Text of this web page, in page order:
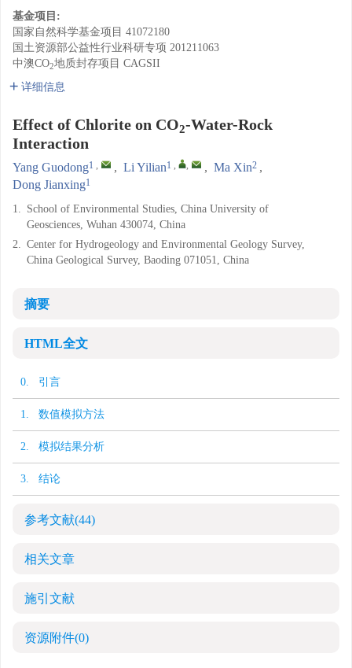
基金项目:
国家自然科学基金项目 41072180
国土资源部公益性行业科研专项 201211063
中澳CO2地质封存项目 CAGSII
详细信息
Effect of Chlorite on CO2-Water-Rock
Interaction
Yang Guodong1 , , Li Yilian1 , , , Ma Xin2 ,
Dong Jianxing1
1. School of Environmental Studies, China University of
Geosciences, Wuhan 430074, China
2. Center for Hydrogeology and Environmental Geology Survey,
China Geological Survey, Baoding 071051, China
摘要
HTML全文
0. 引言
1. 数值模拟方法
2. 模拟结果分析
3. 结论
参考文献(44)
相关文章
施引文献
资源附件(0)